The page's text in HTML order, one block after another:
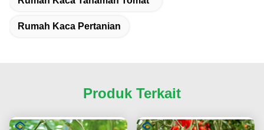
Rumah Kaca Pertanian
Produk Terkait